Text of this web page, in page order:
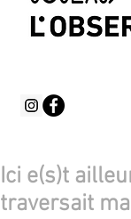
Ici e(s)t
traversait